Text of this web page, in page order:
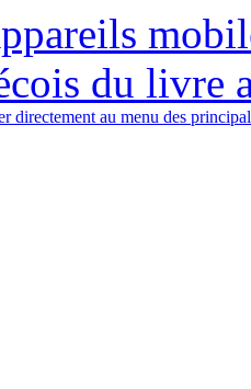
du livre
directement au menu des